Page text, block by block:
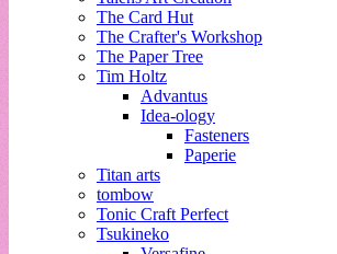
The Card Hut
The Crafter's Workshop
The Paper Tree
Tim Holtz
Advantus
Idea-ology
Fasteners
Paperie
Titan arts
tombow
Tonic Craft Perfect
Tsukineko